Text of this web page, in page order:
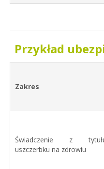
Przykład
Zakres
Świadczenie z
uszczerbku na zdrowiu